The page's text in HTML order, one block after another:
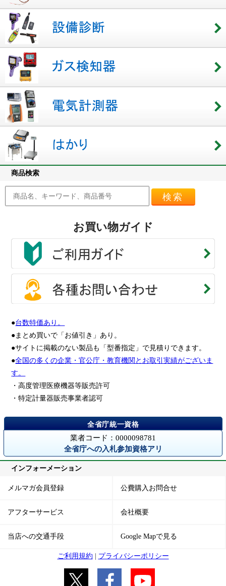
商品検索
検索
お買い物ガイド
●台数特価あり。
●まとめ買いで「お値引き」あり。
●サイトに掲載のない製品も「型番指定」で見積りできます。
●全国の多くの企業・官公庁・教育機関とお取引実績がございま
す。
・高度管理医療機器等販売許可
・特定計量器販売事業者認可
業者コード：0000098781
全省庁への入札参加資格アリ
インフォーメーション
メルマガ会員登録 公費購入お問合せ
アフターサービス 会社概要
当店への交通手段 Google Mapで見る
ご利用規約 プライバシーポリシー